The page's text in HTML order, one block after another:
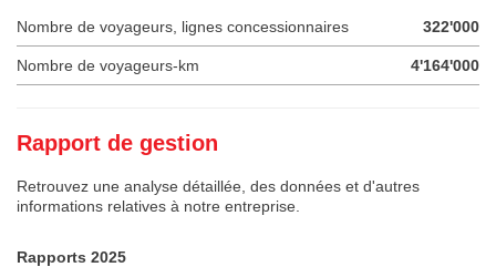
Nombre de voyageurs, lignes concessionnaires 322'000
Nombre de voyageurs-km 4'164'000
Rapport de gestion
Retrouvez une analyse détaillée, des données et d'autres
informations relatives à notre entreprise.
Rapports 2025